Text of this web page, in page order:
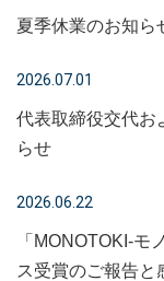
夏季休業のお知ら
2026.07.01
代表取締役交代お
らせ
2026.06.22
「MONOTOKI-
ス受賞のご報告と